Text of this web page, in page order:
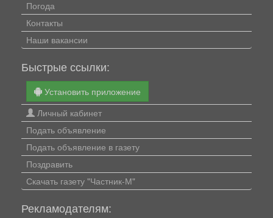
Погода
Контакты
Наши вакансии
Быстрые ссылки:
Установить приложение
Личный кабинет
Подать объявление
Подать объявление в газету
Поздравить
Скачать газету "Частник-М"
Рекламодателям: